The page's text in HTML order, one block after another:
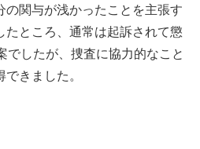
の関与が浅かったことを主張す
たところ、通常は起訴されて懲
でしたが、捜査に協力的なこと
きました。